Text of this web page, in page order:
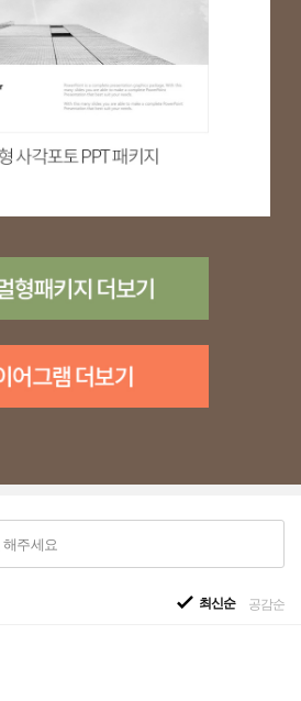
해주세요
최신순 공감순